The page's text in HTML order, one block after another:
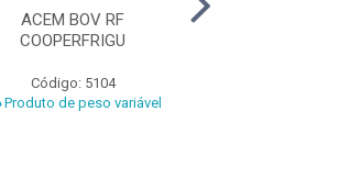
ACEM BOV RF
COOPERFRIGU
Código: 5104
Produto de peso variável